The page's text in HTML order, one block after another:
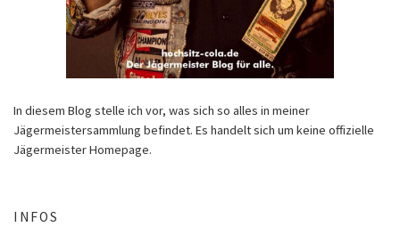
In diesem Blog stelle ich vor, was sich so alles in meiner
Jägermeistersammlung befindet. Es handelt sich um keine offizielle
Jägermeister Homepage.
INFOS